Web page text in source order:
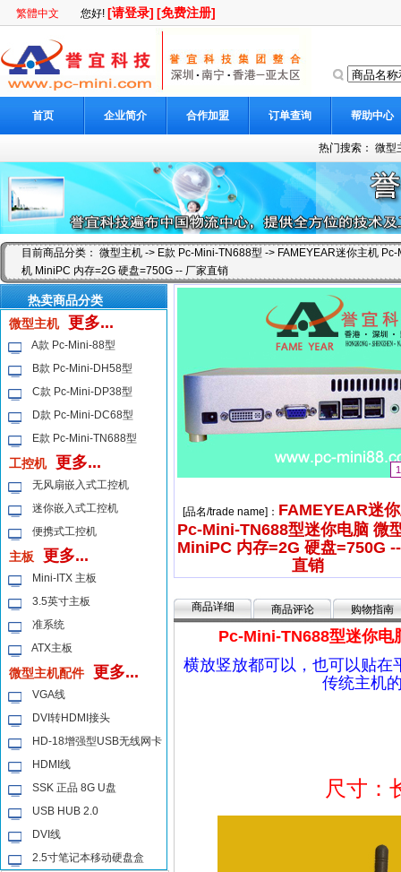
繁體中文 您好! [请登录] [免费注册]
首页 企业简介 合作加盟 订单查询 帮助中心
热门搜索： 微型
目前商品分类： 微型主机 -> E款 Pc-Mini-TN688型 -> FAMEYEAR迷你主机
机 MiniPC 内存=2G 硬盘=750G -- 厂家直销
热卖商品分类
微型主机
更多...
A款 Pc-Mini-88型
B款 Pc-Mini-DH58型
C款 Pc-Mini-DP38型
D款 Pc-Mini-DC68型
E款 Pc-Mini-TN688型
工控机 更多...
无风扇嵌入式工控机
迷你嵌入式工控机
便携式工控机
主板 更多...
Mini-ITX 主板
3.5英寸主板
准系统
ATX主板
微型主机配件 更多...
VGA线
DVI转HDMI接头
HD-18增强型USB无线网卡
HDMI线
SSK 正品 8G U盘
USB HUB 2.0
DVI线
2.5寸笔记本移动硬盘盒
1
[品名/trade name]： FAMEYEAR迷
Pc-Mini-TN688型迷你电脑 微
MiniPC 内存=2G 硬盘=750G
直销
商品详细 商品评论 购物指南
Pc-Mini-TN688型迷你电
横放竖放都可以，也可以贴在
传统主机
尺寸：